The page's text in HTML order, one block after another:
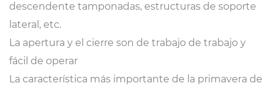
descendente tamponadas, estructuras de soporte
lateral, etc.
La apertura y el cierre son de trabajo de trabajo y
fácil de operar
La característica más importante de la primavera de